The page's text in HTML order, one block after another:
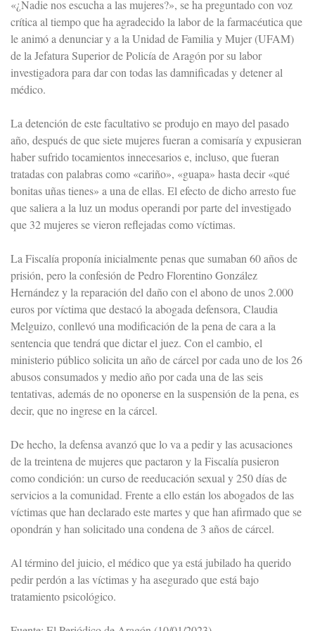
«¿Nadie nos escucha a las mujeres?», se ha preguntado con voz
crítica al tiempo que ha agradecido la labor de la farmacéutica que
le animó a denunciar y a la Unidad de Familia y Mujer (UFAM)
de la Jefatura Superior de Policía de Aragón por su labor
investigadora para dar con todas las damnificadas y detener al
médico.
La detención de este facultativo se produjo en mayo del pasado
año, después de que siete mujeres fueran a comisaría y expusieran
haber sufrido tocamientos innecesarios e, incluso, que fueran
tratadas con palabras como «cariño», «guapa» hasta decir «qué
bonitas uñas tienes» a una de ellas. El efecto de dicho arresto fue
que saliera a la luz un modus operandi por parte del investigado
que 32 mujeres se vieron reflejadas como víctimas.
La Fiscalía proponía inicialmente penas que sumaban 60 años de
prisión, pero la confesión de Pedro Florentino González
Hernández y la reparación del daño con el abono de unos 2.000
euros por víctima que destacó la abogada defensora, Claudia
Melguizo, conllevó una modificación de la pena de cara a la
sentencia que tendrá que dictar el juez. Con el cambio, el
ministerio público solicita un año de cárcel por cada uno de los 26
abusos consumados y medio año por cada una de las seis
tentativas, además de no oponerse en la suspensión de la pena, es
decir, que no ingrese en la cárcel.
De hecho, la defensa avanzó que lo va a pedir y las acusaciones
de la treintena de mujeres que pactaron y la Fiscalía pusieron
como condición: un curso de reeducación sexual y 250 días de
servicios a la comunidad. Frente a ello están los abogados de las
víctimas que han declarado este martes y que han afirmado que se
opondrán y han solicitado una condena de 3 años de cárcel.
Al término del juicio, el médico que ya está jubilado ha querido
pedir perdón a las víctimas y ha asegurado que está bajo
tratamiento psicológico.